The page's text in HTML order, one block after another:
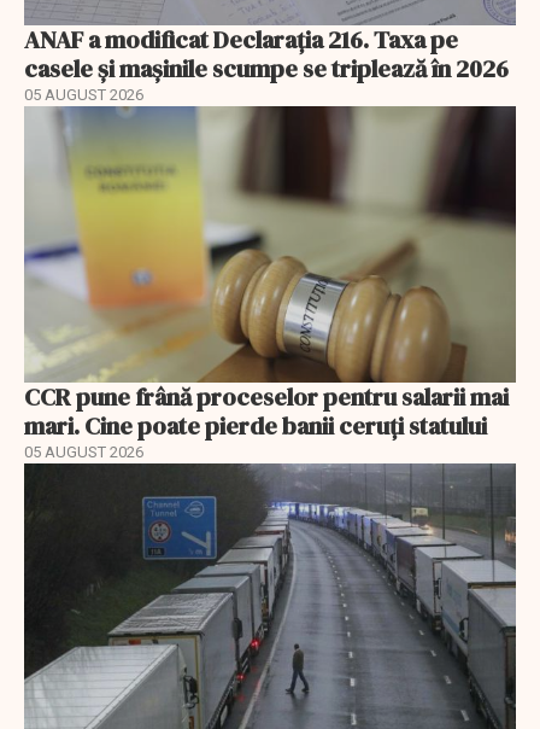
ANAF a modificat Declarația 216. Taxa pe
casele și mașinile scumpe se triplează în 2026
05 AUGUST 2026
CCR pune frână proceselor pentru salarii mai
mari. Cine poate pierde banii ceruți statului
05 AUGUST 2026